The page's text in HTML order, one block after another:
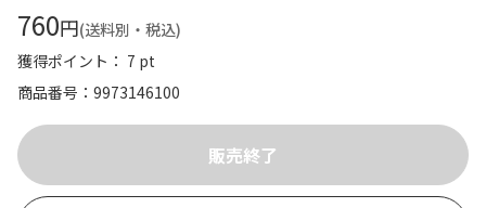
760円(送料別・税込)
獲得ポイント： 7 pt
商品番号
9973146100